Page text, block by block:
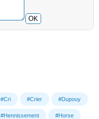
OK
#Cri #Crier #Dupouy
#Hennissement #Horse